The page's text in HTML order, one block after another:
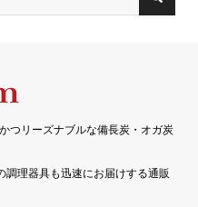
つリーズナブルな備長炭・オガ炭
理器具も迅速にお届けする通販